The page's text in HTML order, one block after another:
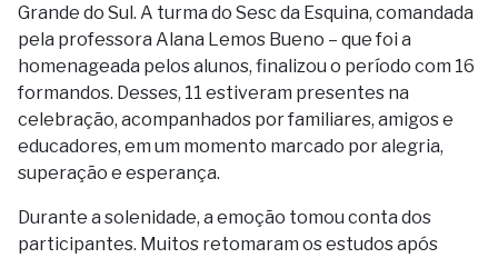
Grande do Sul. A turma do Sesc da Esquina, comandada
pela professora Alana Lemos Bueno – que foi a
homenageada pelos alunos, finalizou o período com 16
formandos. Desses, 11 estiveram presentes na
celebração, acompanhados por familiares, amigos e
educadores, em um momento marcado por alegria,
superação e esperança.
Durante a solenidade, a emoção tomou conta dos
participantes. Muitos retomaram os estudos após